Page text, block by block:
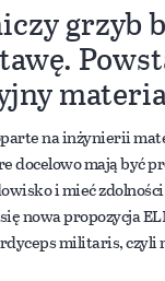
grzyb
na inżynierii
docelowo mają być
i mieć
nowa propozycja
militaris, czyli